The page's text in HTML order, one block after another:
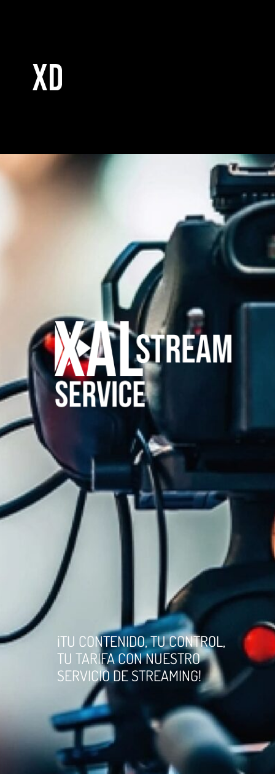
¡TU CONTENIDO, TU CONTROL,
TU TARIFA CON NUESTRO
SERVICIO DE STREAMING!